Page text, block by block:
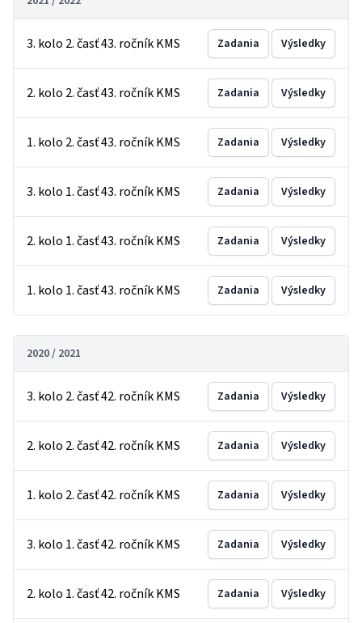
3. kolo 2. časť 43. ročník KMS Zadania Výsledky
2. kolo 2. časť 43. ročník KMS Zadania Výsledky
1. kolo 2. časť 43. ročník KMS Zadania Výsledky
3. kolo 1. časť 43. ročník KMS Zadania Výsledky
2. kolo 1. časť 43. ročník KMS Zadania Výsledky
1. kolo 1. časť 43. ročník KMS Zadania Výsledky
2020 / 2021
3. kolo 2. časť 42. ročník KMS Zadania Výsledky
2. kolo 2. časť 42. ročník KMS Zadania Výsledky
1. kolo 2. časť 42. ročník KMS Zadania Výsledky
3. kolo 1. časť 42. ročník KMS Zadania Výsledky
2. kolo 1. časť 42. ročník KMS Zadania Výsledky